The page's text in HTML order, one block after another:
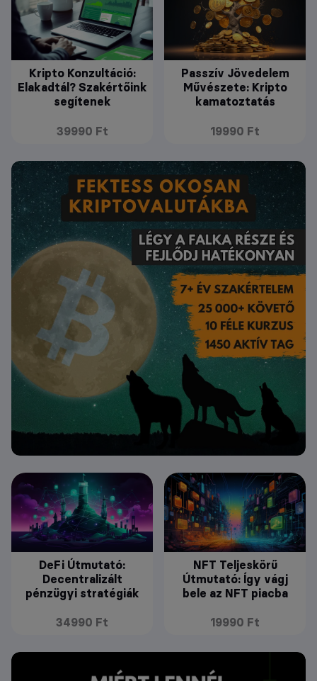
Kripto Konzultáció:
Elakadtál? Szakértőink
segítenek
39990 Ft
Passzív Jövedelem
Művészete: Kripto
kamatoztatás
19990 Ft
DeFi Útmutató:
Decentralizált
pénzügyi stratégiák
34990 Ft
NFT Teljeskörű
Útmutató: Így vágj
bele az NFT piacba
19990 Ft